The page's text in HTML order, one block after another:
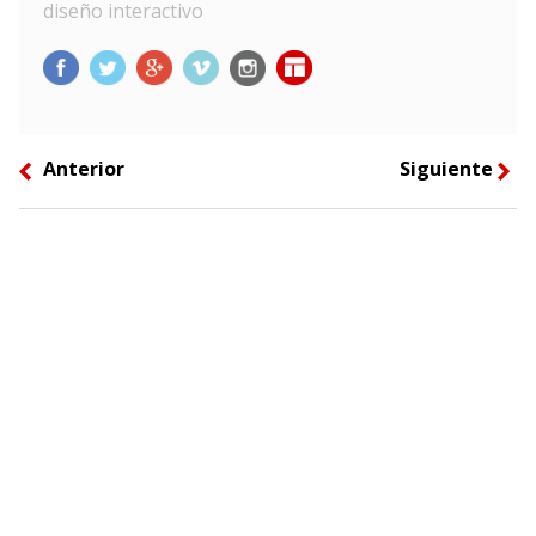
diseño interactivo
left Anterior Siguiente right